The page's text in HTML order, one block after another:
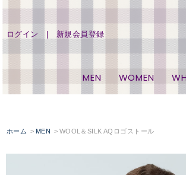
ログイン 新規会員登録
MEN WOMEN
ホーム MEN WOOL＆SILK AQロゴストール